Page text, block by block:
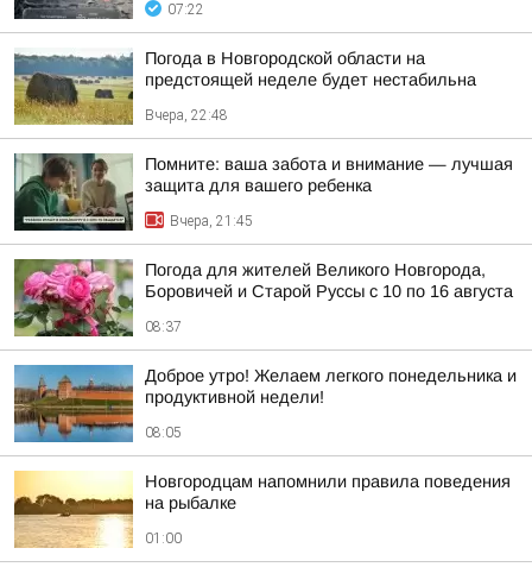
07:22
Погода в Новгородской области на
предстоящей неделе будет нестабильна
Вчера, 22:48
Помните: ваша забота и внимание — лучшая
защита для вашего ребенка
Вчера, 21:45
Погода для жителей Великого Новгорода,
Боровичей и Старой Руссы с 10 по 16 августа
08:37
Доброе утро! Желаем легкого понедельника и
продуктивной недели!
08:05
Новгородцам напомнили правила поведения
на рыбалке
01:00